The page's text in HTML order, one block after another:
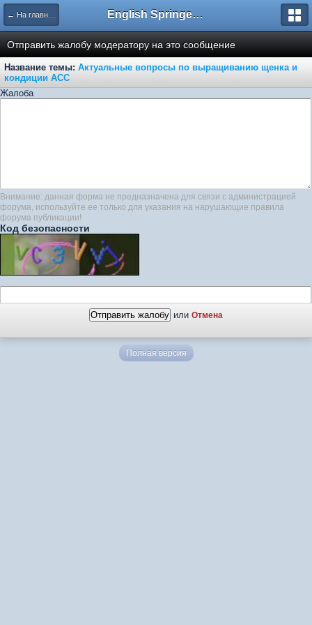
← На главную English Springer Spaniel Club
Отправить жалобу модератору на это сообщение
Название темы: Актуальные вопросы по выращиванию щенка и
кондиции АСС
Жалоба
Внимание: данная форма не предназначена для связи с администрацией
форума, используйте ее только для указания на нарушающие правила
форума публикации!
Код безопасности
или Отмена
Полная версия